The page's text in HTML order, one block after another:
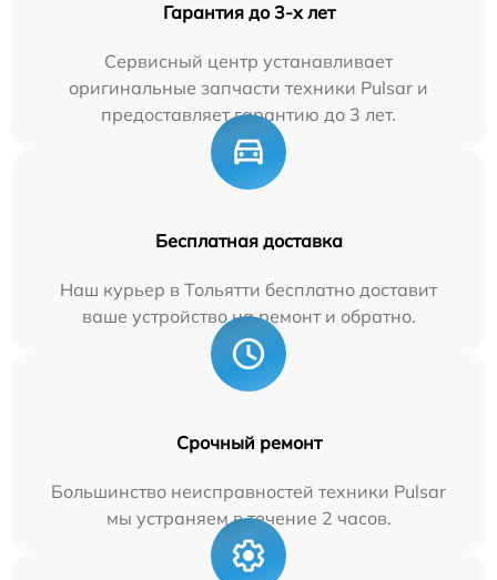
Гарантия до 3-х лет
Сервисный центр устанавливает
оригинальные запчасти техники Pulsar и
предоставляет гарантию до 3 лет.
Бесплатная доставка
Наш курьер в Тольятти бесплатно доставит
ваше устройство на ремонт и обратно.
Срочный ремонт
Большинство неисправностей техники Pulsar
мы устраняем в течение 2 часов.